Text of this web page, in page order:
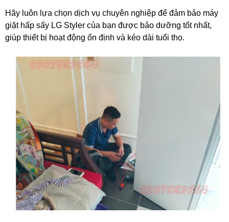
Hãy luôn lựa chọn dịch vụ chuyên nghiệp để đảm bảo máy
giặt hấp sấy LG Styler của bạn được bảo dưỡng tốt nhất,
giúp thiết bị hoạt động ổn định và kéo dài tuổi thọ.